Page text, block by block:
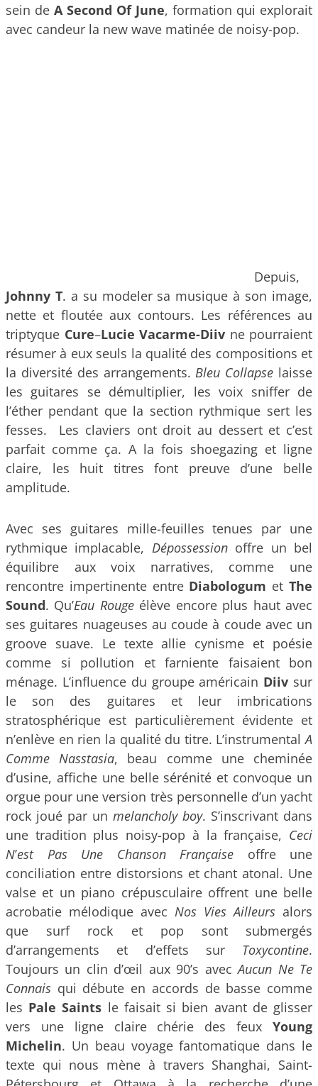
sein de A Second Of June, formation qui explorait
avec candeur la new wave matinée de noisy-pop.
Depuis,
Johnny T. a su modeler sa musique à son image,
nette et floutée aux contours. Les références au
triptyque Cure–Lucie Vacarme-Diiv ne pourraient
résumer à eux seuls la qualité des compositions et
la diversité des arrangements.Bleu Collapse laisse
les guitares se démultiplier, les voix sniffer de
l’éther pendant que la section rythmique sert les
fesses. Les claviers ont droit au dessert et c’est
parfait comme ça. A la fois shoegazing et ligne
claire, les huit titres font preuve d’une belle
amplitude.
Avec ses guitares mille-feuilles tenues par une
rythmique implacable, Dépossessionoffre un bel
équilibre aux voix narratives, comme une
rencontre impertinente entre Diabologum etThe
Sound. Qu’Eau Rougeélève encore plus haut avec
ses guitares nuageuses au coude à coude avec un
groove suave. Le texte allie cynisme et poésie
comme si pollution et farniente faisaient bon
ménage. L’influence du groupe américain Diiv sur
le son des guitares et leur imbrications
stratosphérique est particulièrement évidente et
n’enlève en rien la qualité du titre. L’instrumentalA
Comme Nasstasia, beau comme une cheminée
d’usine, affiche une belle sérénité et convoque un
orgue pour une version très personnelle d’un yacht
rock joué par un melancholy boy. S’inscrivant dans
une tradition plus noisy-pop à la française, Ceci
N’est Pas Une Chanson Française offre une
conciliation entre distorsions et chant atonal. Une
valse et un piano crépusculaire offrent une belle
acrobatie mélodique avec Nos Vies Ailleurs alors
que surf rock et pop sont submergés
d’arrangements et d’effets sur Toxycontine.
Toujours un clin d’œil aux 90’s avec Aucun Ne Te
Connais qui débute en accords de basse comme
les Pale Saints le faisait si bien avant de glisser
vers une ligne claire chérie des feux Young
Michelin. Un beau voyage fantomatique dans le
texte qui nous mène à travers Shanghai, Saint-